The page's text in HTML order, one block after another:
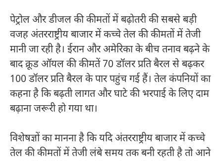
पेट्रोल और डीजल की कीमतों में बढ़ोतरी की सबसे बड़ी
वजह अंतरराष्ट्रीय बाजार में कच्चे तेल की कीमतों में तेजी
मानी जा रही है। ईरान और अमेरिका के बीच तनाव बढ़ने के
बाद क्रूड ऑयल की कीमतें 70 डॉलर प्रति बैरल से बढ़कर
100 डॉलर प्रति बैरल के पार पहुंच गई हैं। तेल कंपनियों का
कहना है कि बढ़ती लागत और घाटे की भरपाई के लिए दाम
बढ़ाना जरूरी हो गया था।
विशेषज्ञों का मानना है कि यदि अंतरराष्ट्रीय बाजार में कच्चे
तेल की कीमतों में तेजी लंबे समय तक बनी रहती है तो आने